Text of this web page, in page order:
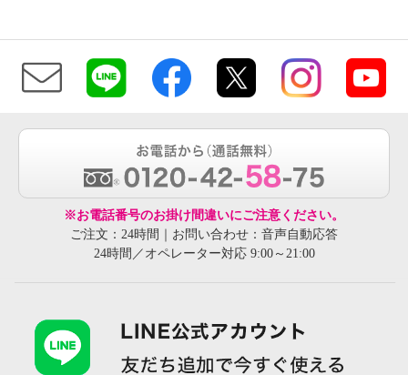
※お電話番号のお掛け間違いにご注意ください。
ご注文：24時間｜お問い合わせ：音声自動応答
24時間／オペレーター対応 9:00～21:00